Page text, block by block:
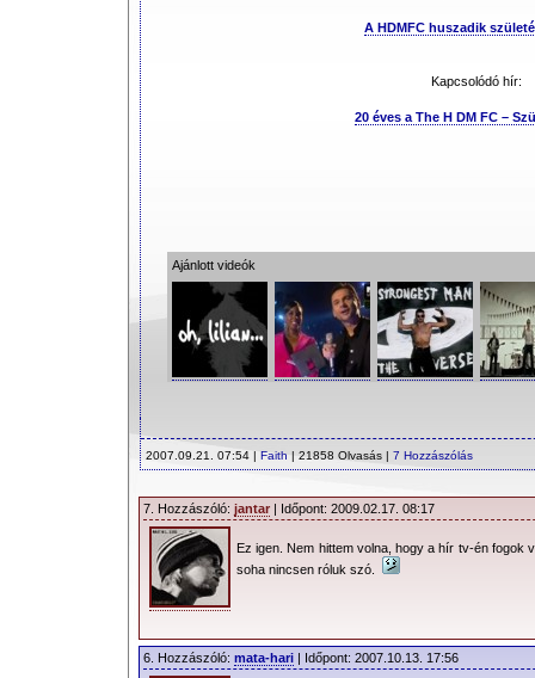
A HDMFC huszadik
Kapcsolódó hír:
20 éves a The H DM FC –
Ajánlott videók
2007.09.21. 07:54 | Faith | 21858 Olvasás | 7 Hozzászólás
7. Hozzászóló: jantar | Időpont: 2009.02.17. 08:17
Ez igen. Nem hittem volna, hogy a hír tv-én fogok
soha nincsen róluk szó.
6. Hozzászóló: mata-hari | Időpont: 2007.10.13. 17:56